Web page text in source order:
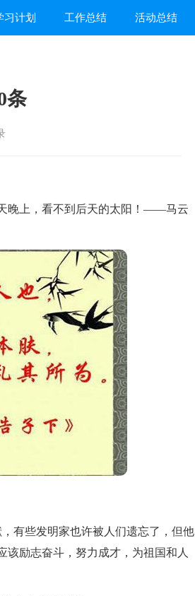
习计划 工作总结 活动总结
条
晚上，看不到后天的太阳！——马云
有些发明家也许被人们遗忘了，但他
励志奋斗，努力成才，为祖国和人